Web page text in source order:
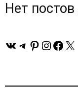
Нет
ВКонтакте
Telegram
Pinterest
X